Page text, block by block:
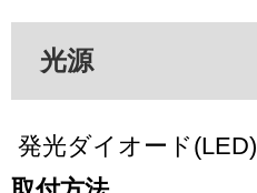
光源
発光ダイオード(LED)